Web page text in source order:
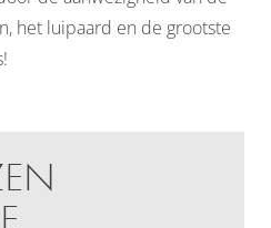
het luipaard en de grootste